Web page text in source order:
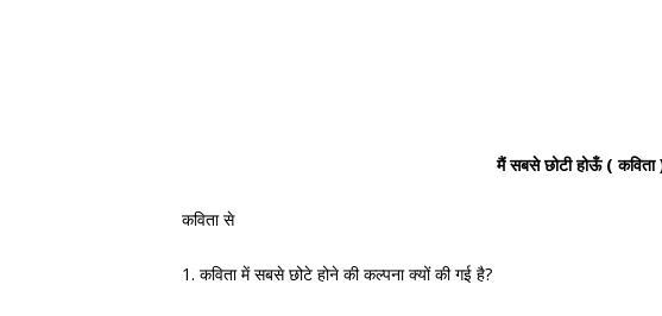
मैं सबसे छोटी होऊँ ( कविता
कविता से
1. कविता में सबसे छोटे होने की कल्पना क्यों की गई है?